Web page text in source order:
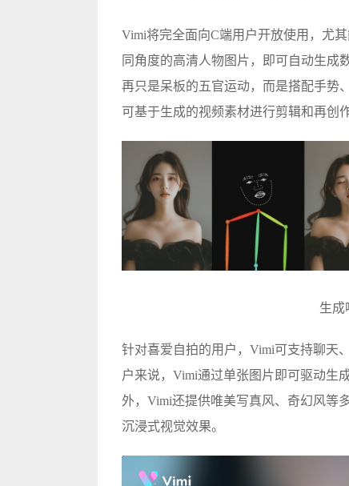
Vimi将完全面向C端用户开放使用，尤
同角度的高清人物图片，即可自动生成
再只是呆板的五官运动，而是搭配手势
可基于生成的视频素材进行剪辑和再创作
生成
针对喜爱自拍的用户，Vimi可支持聊天
户来说，Vimi通过单张图片即可驱动生
外，Vimi还提供唯美写真风、奇幻风等
沉浸式视觉效果。